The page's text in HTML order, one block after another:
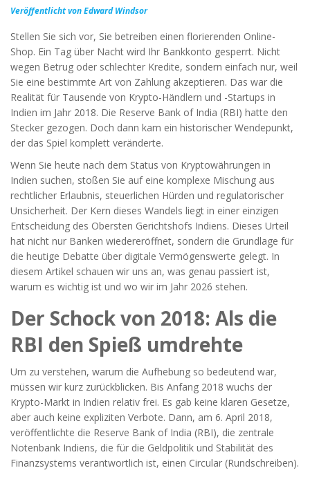
Veröffentlicht von Edward Windsor
Stellen Sie sich vor, Sie betreiben einen florierenden Online-
Shop. Ein Tag über Nacht wird Ihr Bankkonto gesperrt. Nicht
wegen Betrug oder schlechter Kredite, sondern einfach nur, weil
Sie eine bestimmte Art von Zahlung akzeptieren. Das war die
Realität für Tausende von Krypto-Händlern und -Startups in
Indien im Jahr 2018. Die Reserve Bank of India (RBI) hatte den
Stecker gezogen. Doch dann kam ein historischer Wendepunkt,
der das Spiel komplett veränderte.
Wenn Sie heute nach dem Status von Kryptowährungen in
Indien suchen, stoßen Sie auf eine komplexe Mischung aus
rechtlicher Erlaubnis, steuerlichen Hürden und regulatorischer
Unsicherheit. Der Kern dieses Wandels liegt in einer einzigen
Entscheidung des Obersten Gerichtshofs Indiens. Dieses Urteil
hat nicht nur Banken wiedereröffnet, sondern die Grundlage für
die heutige Debatte über digitale Vermögenswerte gelegt. In
diesem Artikel schauen wir uns an, was genau passiert ist,
warum es wichtig ist und wo wir im Jahr 2026 stehen.
Der Schock von 2018: Als die
RBI den Spieß umdrehte
Um zu verstehen, warum die Aufhebung so bedeutend war,
müssen wir kurz zurückblicken. Bis Anfang 2018 wuchs der
Krypto-Markt in Indien relativ frei. Es gab keine klaren Gesetze,
aber auch keine expliziten Verbote. Dann, am 6. April 2018,
veröffentlichte die Reserve Bank of India (RBI), die zentrale
Notenbank Indiens, die für die Geldpolitik und Stabilität des
Finanzsystems verantwortlich ist, einen Circular (Rundschreiben).